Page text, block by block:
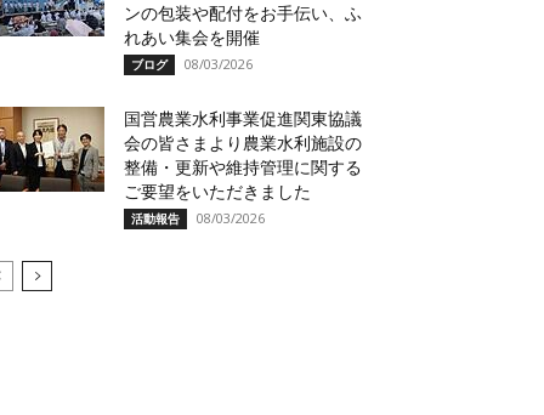
ンの包装や配付をお手伝い、ふ
れあい集会を開催
ブログ 08/03/2026
国営農業水利事業促進関東協議
会の皆さまより農業水利施設の
整備・更新や維持管理に関する
ご要望をいただきました
活動報告 08/03/2026